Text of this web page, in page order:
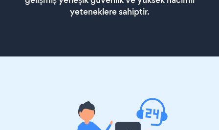
yeteneklere sahiptir.